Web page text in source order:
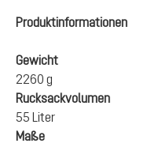
Produktinformationen
Gewicht
2260 g
Rucksackvolumen
55 Liter
Maße